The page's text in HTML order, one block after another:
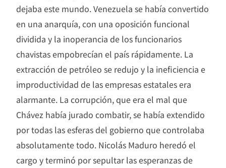
dejaba este mundo. Venezuela se había convertido
en una anarquía, con una oposición funcional
dividida y la inoperancia de los funcionarios
chavistas empobrecían el país rápidamente. La
extracción de petróleo se redujo y la ineficiencia e
improductividad de las empresas estatales era
alarmante. La corrupción, que era el mal que
Chávez había jurado combatir, se había extendido
por todas las esferas del gobierno que controlaba
absolutamente todo. Nicolás Maduro heredó el
cargo y terminó por sepultar las esperanzas de